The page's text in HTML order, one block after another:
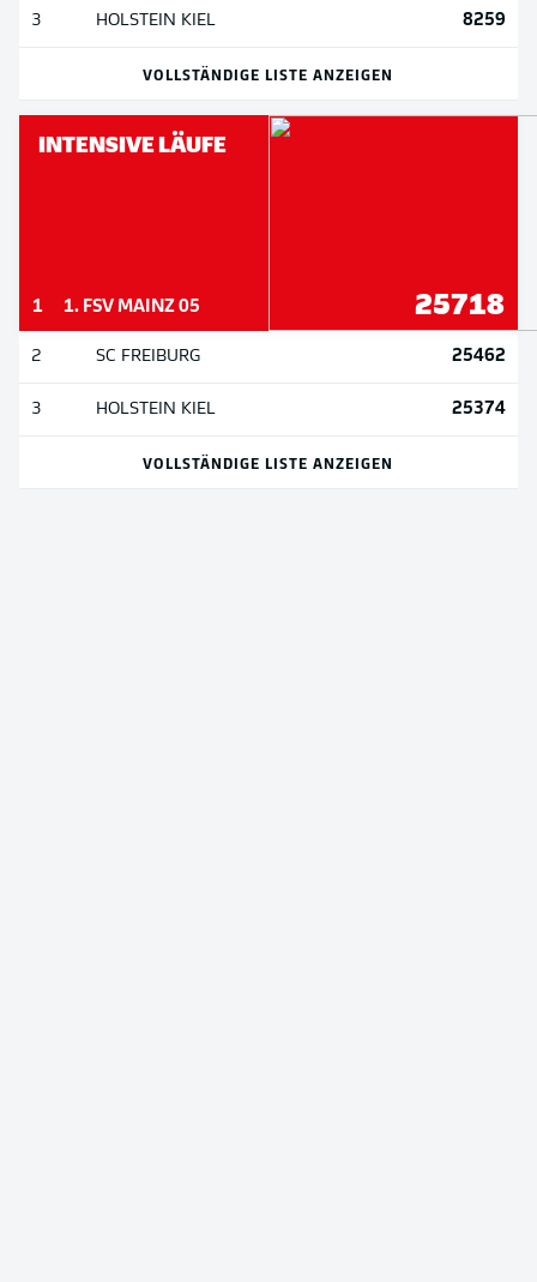
3 HOLSTEIN KIEL 8259
VOLLSTÄNDIGE LISTE ANZEIGEN
INTENSIVE LÄUFE
1 1. FSV MAINZ 05 25718
2 SC FREIBURG 25462
3 HOLSTEIN KIEL 25374
VOLLSTÄNDIGE LISTE ANZEIGEN